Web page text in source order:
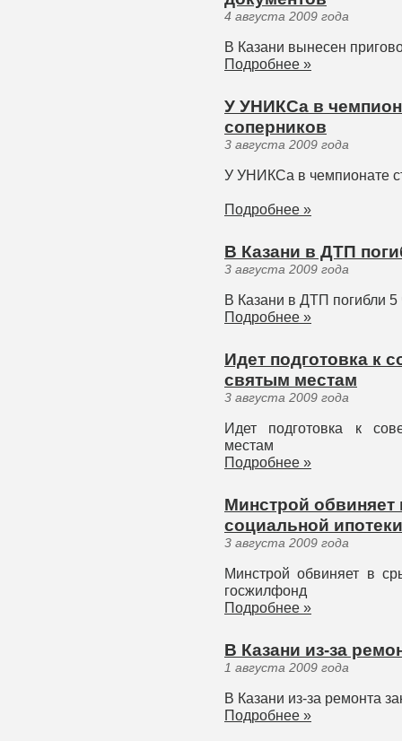
4 августа 2009 года
В Казани вынесен
Подробнее »
У УНИКСа в
соперников
3 августа 2009 года
У УНИКСа в чемпионате
Подробнее »
В Казани в ДТП
3 августа 2009 года
В Казани в ДТП погибли 5
Подробнее »
Идет подготовка к
святым местам
3 августа 2009 года
Идет подготовка к
местам
Подробнее »
Минстрой
социальной
3 августа 2009 года
Минстрой обвиняет в
госжилфонд
Подробнее »
В Казани из-за
1 августа 2009 года
В Казани из-за ремонта
Подробнее »